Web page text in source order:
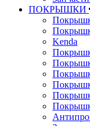
ПОКРЫШКИ
Kenda